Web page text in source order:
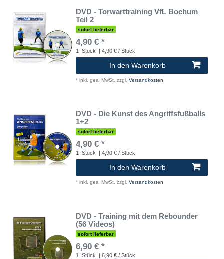
DVD - Torwarttraining VfL Bochum
Teil 2
sofort lieferbar
4,90 € *
1 Stück | 4,90 € / Stück
In den Warenkorb
* inkl. ges. MwSt. zzgl. Versandkosten
DVD - Die Kunst des Angriffsfußballs
1+2
sofort lieferbar
4,90 € *
1 Stück | 4,90 € / Stück
In den Warenkorb
* inkl. ges. MwSt. zzgl. Versandkosten
DVD - Training mit dem Rebounder
(56 Videos)
sofort lieferbar
6,90 € *
1 Stück | 6,90 € / Stück